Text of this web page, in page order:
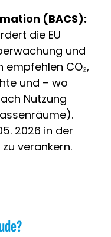
(BACS):
die EU
und
empfehlen CO₂,
und – wo
Nutzung
2026 in der
verankern.